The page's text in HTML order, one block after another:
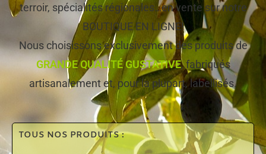
terroir, spécialités régionales…en vente sur notre
BOUTIQUE EN LIGNE!
Nous choisissons exclusivement des produits de
GRANDE QUALITÉ GUSTATIVE, fabriqués
artisanalement et, pour la plupart, labellisés.
TOUS NOS PRODUITS :